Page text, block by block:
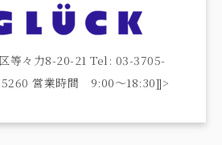
等々力8-20-21 Tel: 03-3705-
営業時間 9:00〜18:30]]>